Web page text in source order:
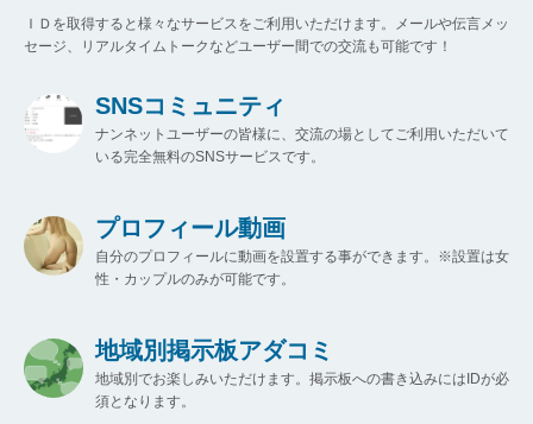
ＩＤを取得すると様々なサービスをご利用いただけます。メールや伝言メッ
セージ、リアルタイムトークなどユーザー間での交流も可能です！
SNSコミュニティ
ナンネットユーザーの皆様に、交流の場としてご利用いただいて
いる完全無料のSNSサービスです。
プロフィール動画
自分のプロフィールに動画を設置する事ができます。※設置は女
性・カップルのみが可能です。
地域別掲示板アダコミ
地域別でお楽しみいただけます。掲示板への書き込みにはIDが必
須となります。